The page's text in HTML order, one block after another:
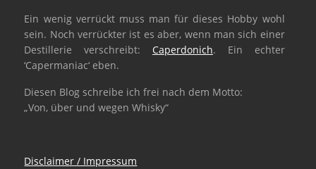
Ein wenig verrückt muss man für dieses Hobby wohl
sein. Noch verrückter ist es aber, wenn man sich einer
Destillerie verschreibt: Caperdonich. Ein echter
‘Capermaniac‘ eben.
Diesen Blog schreibe ich frei nach dem Motto:
„Von, über und wegen Whisky“
Disclaimer / Impressum